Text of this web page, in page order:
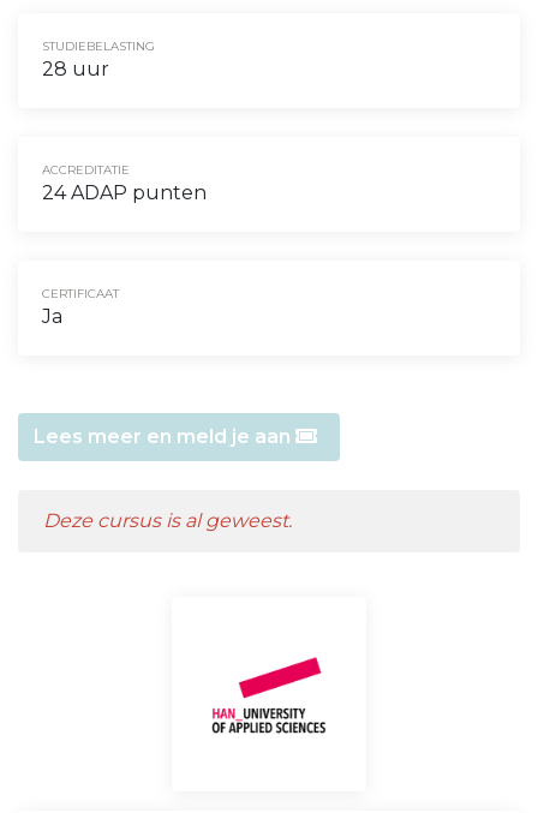
STUDIEBELASTING
28 uur
ACCREDITATIE
24 ADAP punten
CERTIFICAAT
Ja
Lees meer en meld je aan
Deze cursus is al geweest.